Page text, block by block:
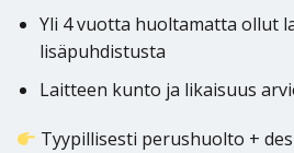
Yli 4 vuotta huoltamatta ollut
lisäpuhdistusta
Laitteen kunto ja likaisuus
Tyypillisesti perushuolto +